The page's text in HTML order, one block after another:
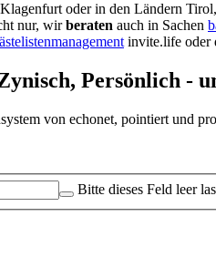
oder in den Ländern
nur, wirberaten auch in Sachen
invite.life oder
Persönlich -
von echonet, pointiert und
Bitte dieses Feld leer